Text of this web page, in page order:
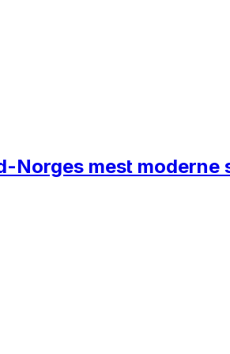
Norges mest moderne